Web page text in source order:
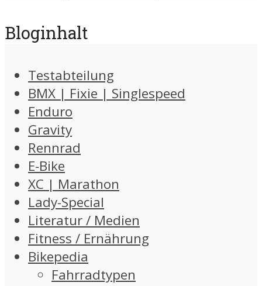
Bloginhalt
Testabteilung
BMX | Fixie | Singlespeed
Enduro
Gravity
Rennrad
E-Bike
XC | Marathon
Lady-Special
Literatur / Medien
Fitness / Ernährung
Bikepedia
Fahrradtypen